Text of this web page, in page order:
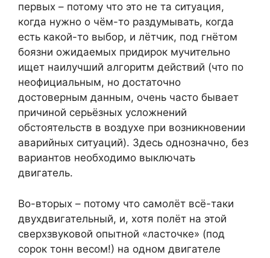
первых – потому что это не та ситуация,
когда нужно о чём-то раздумывать, когда
есть какой-то выбор, и лётчик, под гнётом
боязни ожидаемых придирок мучительно
ищет наилучший алгоритм действий (что по
неофициальным, но достаточно
достоверным данным, очень часто бывает
причиной серьёзных усложнений
обстоятельств в воздухе при возникновении
аварийных ситуаций). Здесь однозначно, без
вариантов необходимо выключать
двигатель.
Во-вторых – потому что самолёт всё-таки
двухдвигательный, и, хотя полёт на этой
сверхзвуковой опытной «ласточке» (под
сорок тонн весом!) на одном двигателе